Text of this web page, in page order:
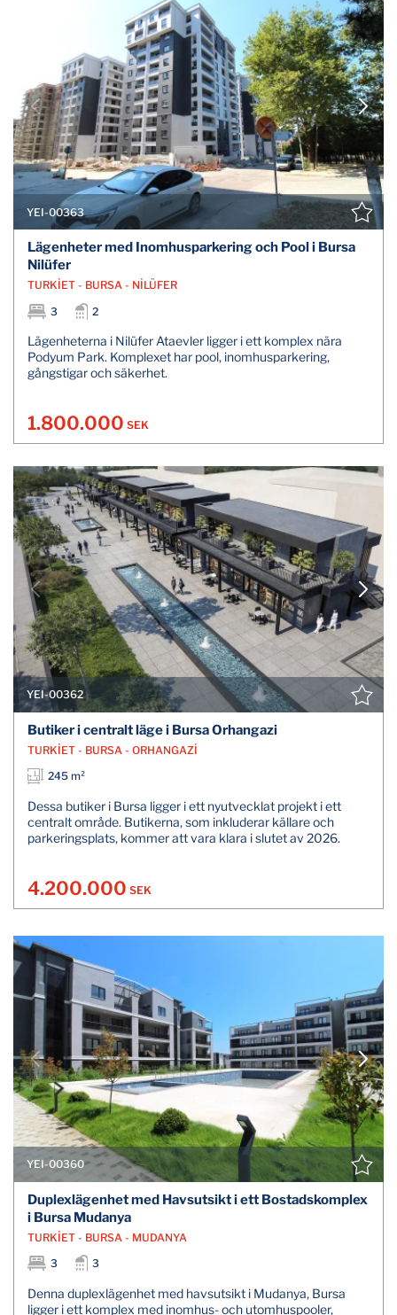
YEI-00363
Lägenheter med Inomhusparkering och Pool i Bursa
Nilüfer
TURKİET - BURSA - NİLÜFER
3
2
Lägenheterna i Nilüfer Ataevler ligger i ett komplex nära
Podyum Park. Komplexet har pool, inomhusparkering,
gångstigar och säkerhet.
1.800.000 SEK
YEI-00362
Butiker i centralt läge i Bursa Orhangazi
TURKİET - BURSA - ORHANGAZİ
245 m²
Dessa butiker i Bursa ligger i ett nyutvecklat projekt i ett
centralt område. Butikerna, som inkluderar källare och
parkeringsplats, kommer att vara klara i slutet av 2026.
4.200.000 SEK
YEI-00360
Duplexlägenhet med Havsutsikt i ett Bostadskomplex
i Bursa Mudanya
TURKİET - BURSA - MUDANYA
3
3
Denna duplexlägenhet med havsutsikt i Mudanya, Bursa
ligger i ett komplex med inomhus- och utomhuspooler,